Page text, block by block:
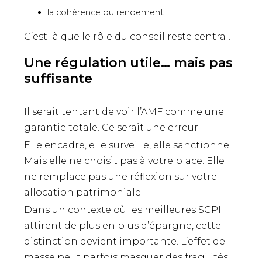
la cohérence du rendement
C’est là que le rôle du conseil reste central.
Une régulation utile… mais pas
suffisante
Il serait tentant de voir l’AMF comme une
garantie totale. Ce serait une erreur.
Elle encadre, elle surveille, elle sanctionne.
Mais elle ne choisit pas à votre place. Elle
ne remplace pas une réflexion sur votre
allocation patrimoniale.
Dans un contexte où les meilleures SCPI
attirent de plus en plus d’épargne, cette
distinction devient importante. L’effet de